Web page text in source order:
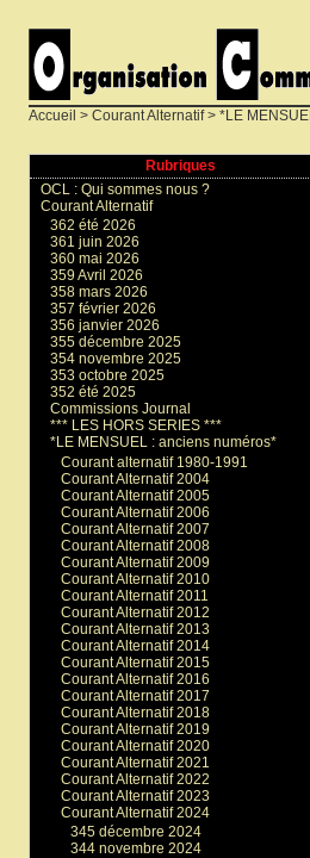
Accueil > Courant Alternatif> *LE
Rubriques
OCL : Qui sommes nous ?
Courant Alternatif
362 été 2026
361 juin 2026
360 mai 2026
359 Avril 2026
358 mars 2026
357 février 2026
356 janvier 2026
355 décembre 2025
354 novembre 2025
353 octobre 2025
352 été 2025
Commissions Journal
*** LES HORS SERIES ***
*LE MENSUEL : anciens numéros*
Courant alternatif 1980-1991
Courant Alternatif 2004
Courant Alternatif 2005
Courant Alternatif 2006
Courant Alternatif 2007
Courant Alternatif 2008
Courant Alternatif 2009
Courant Alternatif 2010
Courant Alternatif 2011
Courant Alternatif 2012
Courant Alternatif 2013
Courant Alternatif 2014
Courant Alternatif 2015
Courant Alternatif 2016
Courant Alternatif 2017
Courant Alternatif 2018
Courant Alternatif 2019
Courant Alternatif 2020
Courant Alternatif 2021
Courant Alternatif 2022
Courant Alternatif 2023
Courant Alternatif 2024
345 décembre 2024
344 novembre 2024